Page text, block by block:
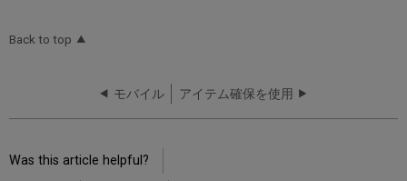
Back to top
モバイル アイテム確保を使用
Was this article helpful?